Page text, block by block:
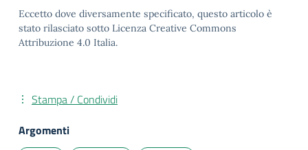
Eccetto dove diversamente specificato, questo articolo è
stato rilasciato sotto Licenza Creative Commons
Attribuzione 4.0 Italia.
Stampa / Condividi
Argomenti